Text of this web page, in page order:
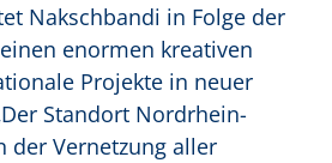
Nakschbandi in Folge der
enormen kreativen
Projekte in neuer
Standort Nordrhein-
der Vernetzung aller